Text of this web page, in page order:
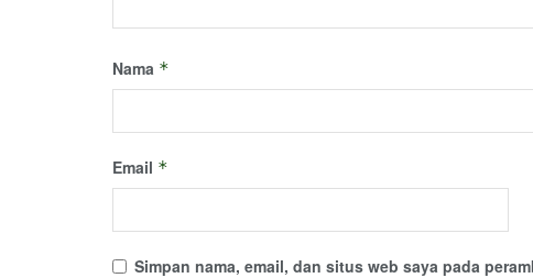
Nama *
Email *
Simpan nama, email, dan situs web saya pada